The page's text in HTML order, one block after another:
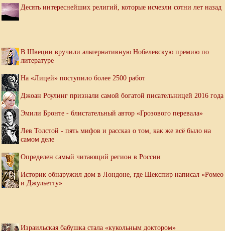
Десять интереснейших религий, которые исчезли сотни лет назад
В Швеции вручили альтернативную Нобелевскую премию по
литературе
На «Лицей» поступило более 2500 работ
Джоан Роулинг признали самой богатой писательницей 2016 года
Эмили Бронте - блистательный автор «Грозового перевала»
Лев Толстой - пять мифов и рассказ о том, как же всё было на
самом деле
Определен самый читающий регион в России
Историк обнаружил дом в Лондоне, где Шекспир написал «Ромео
и Джульетту»
Израильская бабушка стала «кукольным доктором»